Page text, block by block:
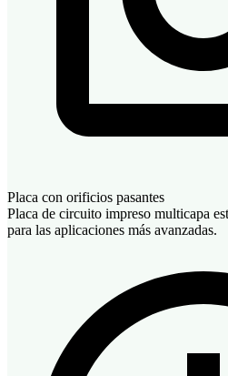
Placa con orificios pasantes
Placa de circuito impreso multicapa
para las aplicaciones más avanzadas.